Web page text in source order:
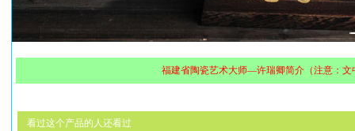
福建省陶瓷艺术大师—许瑞卿简介（注意：文
看过这个产品的人还看过